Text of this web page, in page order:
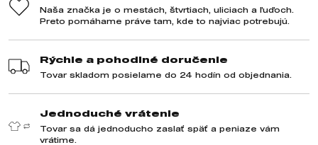
Jednoduché vrátenie
Tovar sa dá jednoducho zaslať späť a peniaze vám
vrátime.
Rýchle a pohodlné doručenie
Tovar skladom posielame do 24 hodín od objednania.
Naša značka je o mestách, štvrtiach, uliciach a ľuďoch.
Preto pomáhame práve tam, kde to najviac potrebujú.